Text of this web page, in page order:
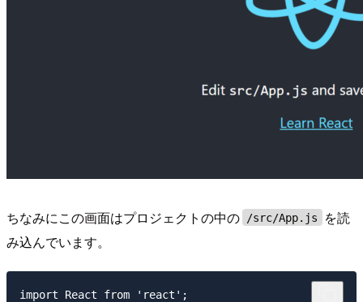
ちなみにこの画面はプロジェクトの中の /src/App.js
を読
み込んでいます。
import React from 'react';